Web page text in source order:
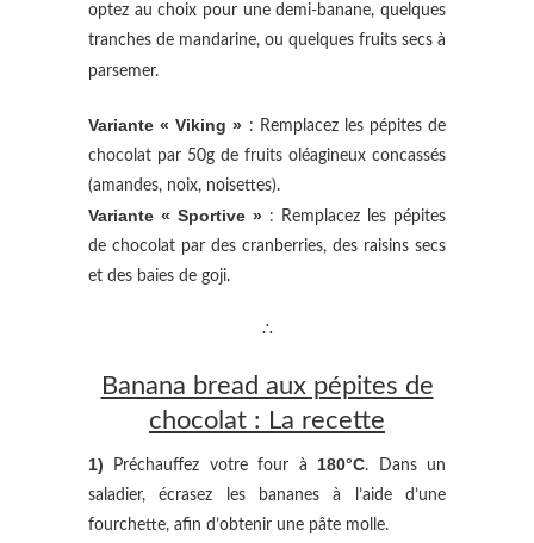
optez au choix pour une demi-banane, quelques
tranches de mandarine, ou quelques fruits secs à
parsemer.
Variante « Viking » : Remplacez les pépites de
chocolat par 50g de fruits oléagineux concassés
(amandes, noix, noisettes).
Variante « Sportive » : Remplacez les pépites
de chocolat par des cranberries, des raisins secs
et des baies de goji.
∴
Banana bread aux pépites de
chocolat : La recette
1) Préchauffez votre four à 180°C. Dans un
saladier, écrasez les bananes à l’aide d’une
fourchette, afin d’obtenir une pâte molle.